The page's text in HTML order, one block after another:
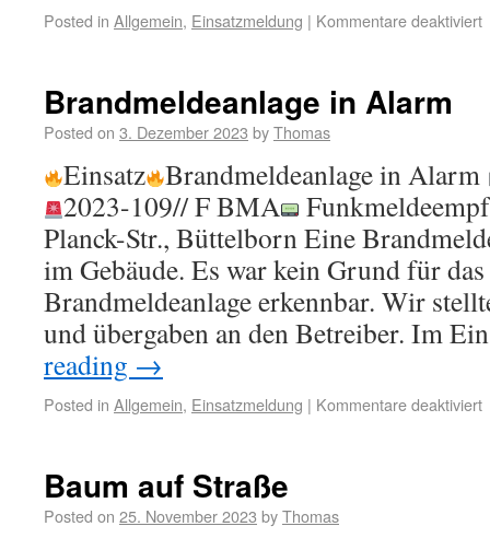
Posted in Allgemein, Einsatzmeldung | Kommentare deaktiviert
Brandmeldeanlage in Alarm
Posted on 3. Dezember 2023 byThomas
Einsatz Brandmeldeanlage in Alarm
2023-109// F BMA
Planck-Str., Büttelborn Eine
im Gebäude. Es war kein Grund für
Brandmeldeanlage erkennbar. Wir
und übergaben an den Betreiber. Im
reading →
Posted in Allgemein, Einsatzmeldung | Kommentare deaktiviert
Baum auf Straße
Posted on 25. November 2023 byThomas